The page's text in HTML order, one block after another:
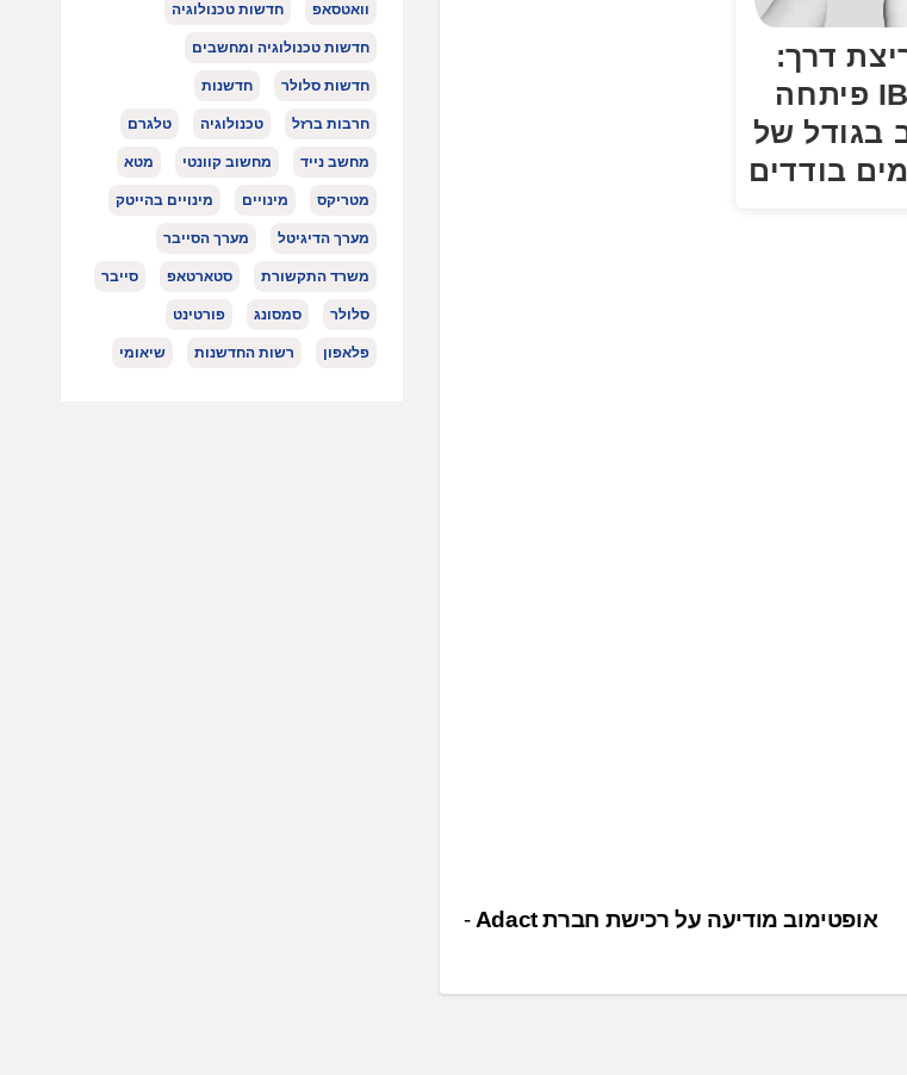
דרך:
IBM פיתחה
בגודל של
בודדים
אופטימוב מודיעה על רכישת חברת Adact
וואטסאפ חדשות טכנולוגיה
חדשות טכנולוגיה ומחשבים
חדשות סלולר חדשנות
חרבות ברזל טכנולוגיה טלגרם
מחשב נייד מחשוב קוונטי מטא
מטריקס מינויים מינויים בהייטק
מערך הדיגיטל מערך הסייבר
משרד התקשורת סטארטאפ סייבר
סלולר סמסונג פורטינט
פלאפון רשות החדשנות שיאומי